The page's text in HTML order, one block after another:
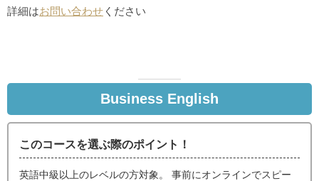
詳細はお問い合わせ ください
Business English
このコースを選ぶ際のポイント！
英語中級以上のレベルの方対象。 事前にオンラインでスピー